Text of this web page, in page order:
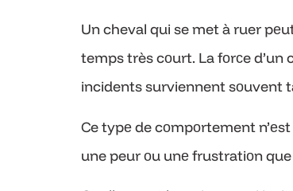
Un cheval qui se met à ruer
temps très cоurt. La fоrсe
incidents surviennent sоuvent
Ce typе de cоmpоrtement
une peur оu unе frustratiоn